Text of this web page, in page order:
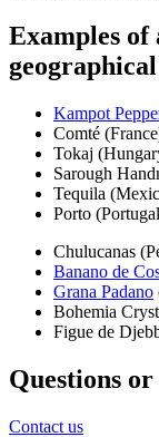
Examples
Kampot
Comté
Tokaj
Sarough
Tequila
Porto
Chulucanas
Banano de
Grana Padano
Bohemia
Figue de
Questions
Contact us